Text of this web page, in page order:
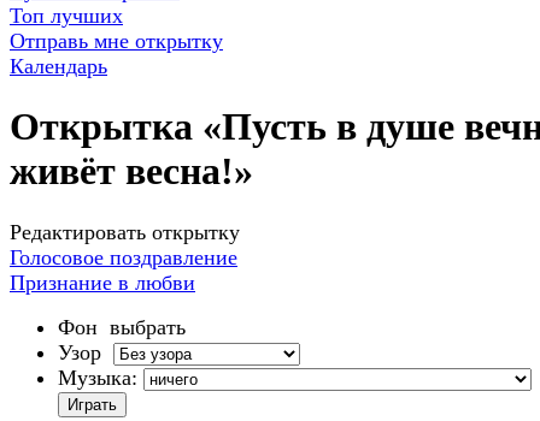
Топ лучших
Отправь мне открытку
Календарь
Открытка «Пусть в душе
живёт весна!»
Редактировать открытку
Голосовое поздравление
Признание в любви
Фон выбрать
Узор
Музыка: